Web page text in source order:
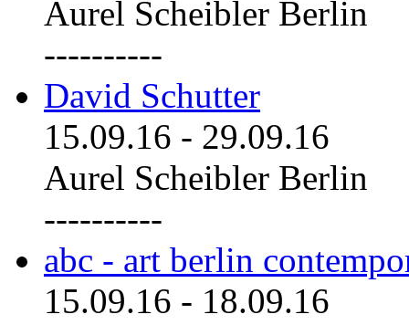
Aurel Scheibler Berlin
----------
David Schutter
15.09.16 - 29.09.16
Aurel Scheibler Berlin
----------
abc - art berlin
15.09.16 - 18.09.16